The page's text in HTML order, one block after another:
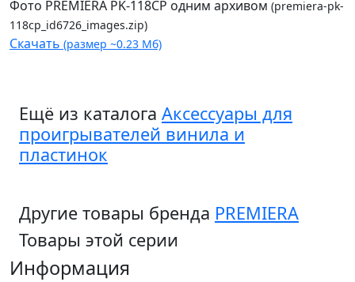
Фото PREMIERA PK-118CP одним архивом (premiera-pk-
118cp_id6726_images.zip)
Скачать (размер ~0.23 Мб)
Ещё из каталога Аксессуары для
проигрывателей винила и
пластинок
Другие товары бренда PREMIERA
Товары этой серии
Информация